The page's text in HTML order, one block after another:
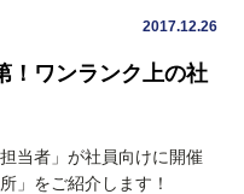
2017.12.26
！ワンランク上の社
当者」が社員向けに開催
」をご紹介します！